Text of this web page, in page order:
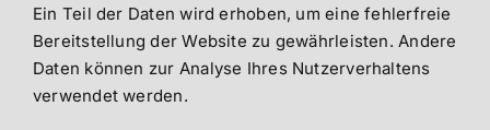
Ein Teil der Daten wird erhoben, um eine fehlerfreie
Bereitstellung der Website zu gewährleisten. Andere
Daten können zur Analyse Ihres Nutzerverhaltens
verwendet werden.